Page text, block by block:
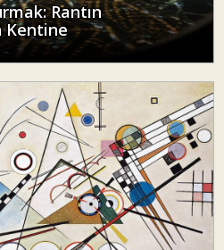
Rantın
Kentine